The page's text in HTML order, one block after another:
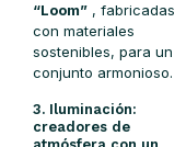
“Loom” , fabricadas
con materiales
sostenibles, para un
conjunto armonioso.
3. Iluminación:
creadores de